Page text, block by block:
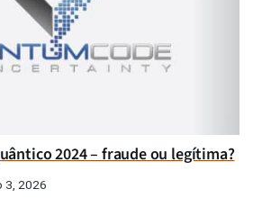
2024 – fraude ou legítima?
3, 2026